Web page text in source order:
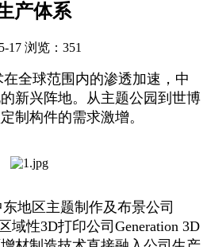
产体系
17 浏览：351
全球范围内的渗透加速，中
新兴阵地。从主题公园到世博
制构件的需求激增。
地区主题制作及布景公司
域性3D打印公司Generation 3D